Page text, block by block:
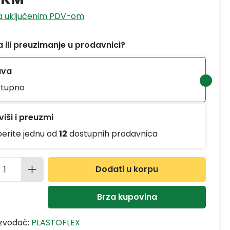
uključenim PDV-om
ili preuzimanje u prodavnici?
i preuzmi
jednu od12 dostupnih prodavnica
proizvoda: Unesite željenu
Dodati u korpu
Brza kupovina
PLASTOFLEX